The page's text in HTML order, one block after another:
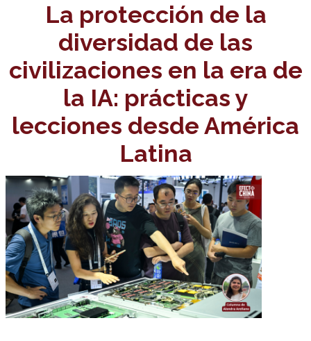
La protección de la
diversidad de las
civilizaciones en la era de
la IA: prácticas y
lecciones desde América
Latina